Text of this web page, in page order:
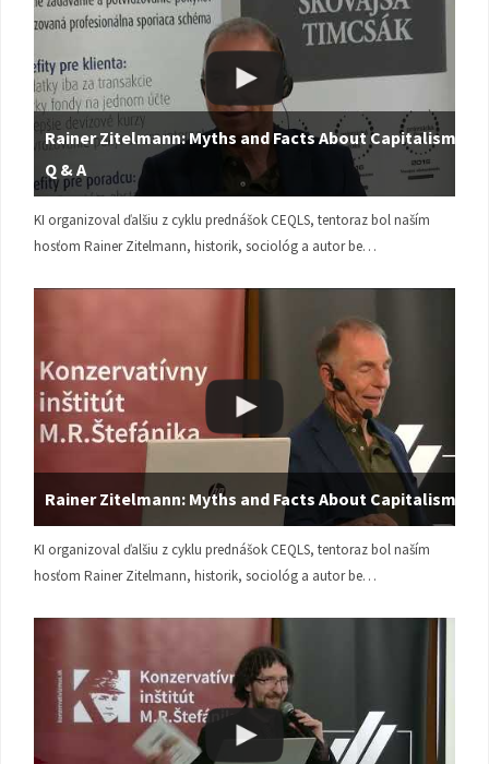
Rainer Zitelmann: Myths and Facts About Capitalism |
Q & A
KI organizoval ďalšiu z cyklu prednášok CEQLS, tentoraz bol naším
hosťom Rainer Zitelmann, historik, sociológ a autor be…
Rainer Zitelmann: Myths and Facts About Capitalism
KI organizoval ďalšiu z cyklu prednášok CEQLS, tentoraz bol naším
hosťom Rainer Zitelmann, historik, sociológ a autor be…